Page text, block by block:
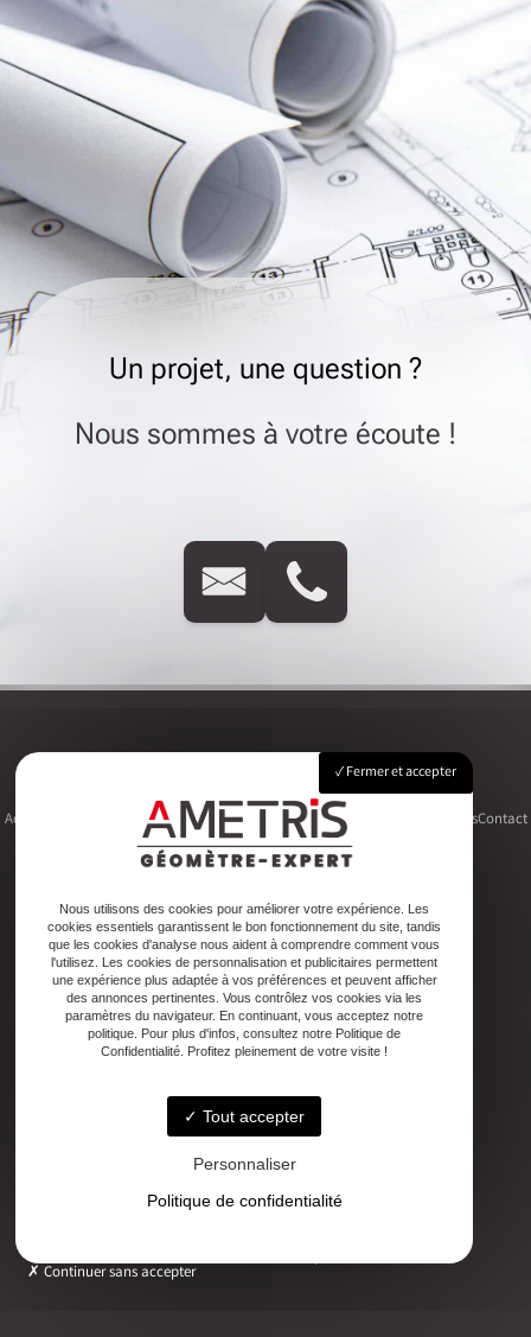
Un projet, une question ?
Nous sommes à votre écoute !
Accueil FoncierUrbanismeCopropriétéTopographie Autres activitésContact
Adresse
2ter Cour Xavier Moreau, 33720 Podensac
Téléphone
05 56 27 26 08
Email
ludovic.chiarami@geometre-expert.fr
Lundi - Vendredi : 08:30–12:30 / 13:30–18:00
Fermer et accepter
Nous utilisons des cookies pour améliorer votre expérience. Les
cookies essentiels garantissent le bon fonctionnement du site, tandis
que les cookies d'analyse nous aident à comprendre comment vous
l'utilisez. Les cookies de personnalisation et publicitaires permettent
une expérience plus adaptée à vos préférences et peuvent afficher
des annonces pertinentes. Vous contrôlez vos cookies via les
paramètres du navigateur. En continuant, vous acceptez notre
politique. Pour plus d'infos, consultez notre Politique de
Confidentialité. Profitez pleinement de votre visite !
Tout accepter
Personnaliser
Politique de confidentialité
Continuer sans accepter